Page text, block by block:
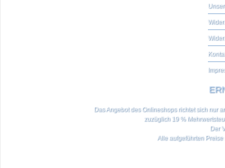
Das Angebot des Onlineshops richtet sich nur
zuzüglich 19 %
Der
Alle aufgeführten